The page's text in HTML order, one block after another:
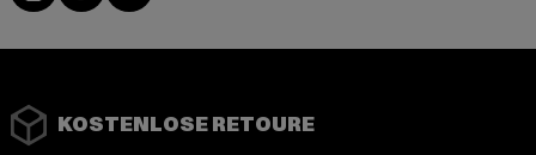
KOSTENLOSE RETOURE